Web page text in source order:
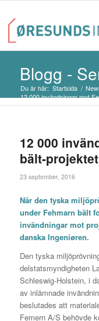
Blogg -
Du är här: Startsida /
12 000 invändningar mot
12 000
bält-projektet
23 september, 2016
När den tyska
under Fehmarn bält
invändningar mot
danskaIngeniøren.
Den tyska
delstatsmyndigheten
Schleswig-Holstein, i
av inlämnade
beslutades att
Femern A/S behövde